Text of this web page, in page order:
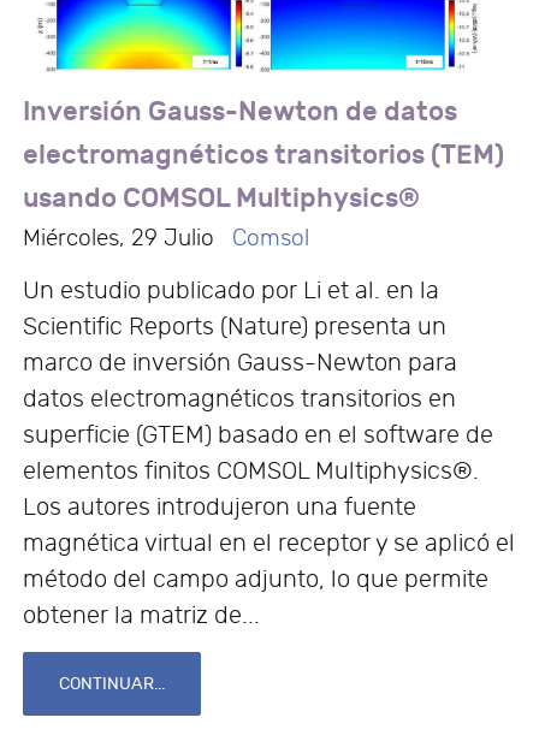
Inversión Gauss-Newton de datos
electromagnéticos transitorios (TEM)
usando COMSOL Multiphysics®
Miércoles, 29 Julio Comsol
Un estudio publicado por Li et al. en la
Scientific Reports (Nature) presenta un
marco de inversión Gauss-Newton para
datos electromagnéticos transitorios en
superficie (GTEM) basado en el software de
elementos finitos COMSOL Multiphysics®.
Los autores introdujeron una fuente
magnética virtual en el receptor y se aplicó el
método del campo adjunto, lo que permite
obtener la matriz de...
CONTINUAR...